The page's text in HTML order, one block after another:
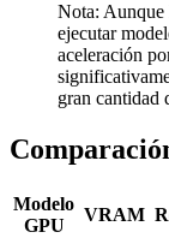
Nota: Aunque
ejecutar
aceleración
gran cantidad
Modelo
GPU
VRAM